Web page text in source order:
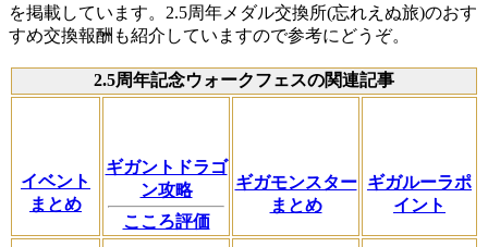
を掲載しています。2.5周年メダル交換所(忘れえぬ旅)のおす
すめ交換報酬も紹介していますので参考にどうぞ。
2.5周年記念ウォークフェスの関連記事
イベント
まとめ
ギガントドラゴ
ン攻略
こころ評価
ギガモンスター
まとめ
ギガルーラポ
イント